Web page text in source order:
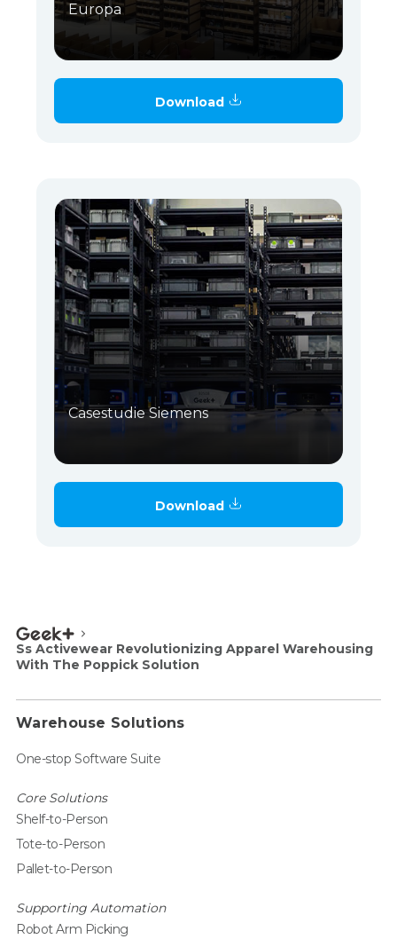
Europa
Download
Casestudie Siemens
Download
Ss Activewear Revolutionizing Apparel Warehousing
With The Poppick Solution
Warehouse Solutions
One-stop Software Suite
Core Solutions
Shelf-to-Person
Tote-to-Person
Pallet-to-Person
Supporting Automation
Robot Arm Picking